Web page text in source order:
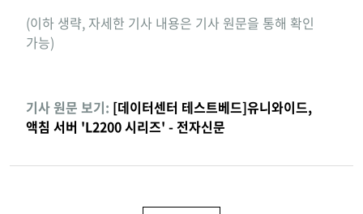
(이하 생략, 자세한 기사 내용은 기사 원문을 통해 확인
가능)
기사 원문 보기: [데이터센터 테스트베드]유니와이드,
액침 서버 'L2200 시리즈' - 전자신문